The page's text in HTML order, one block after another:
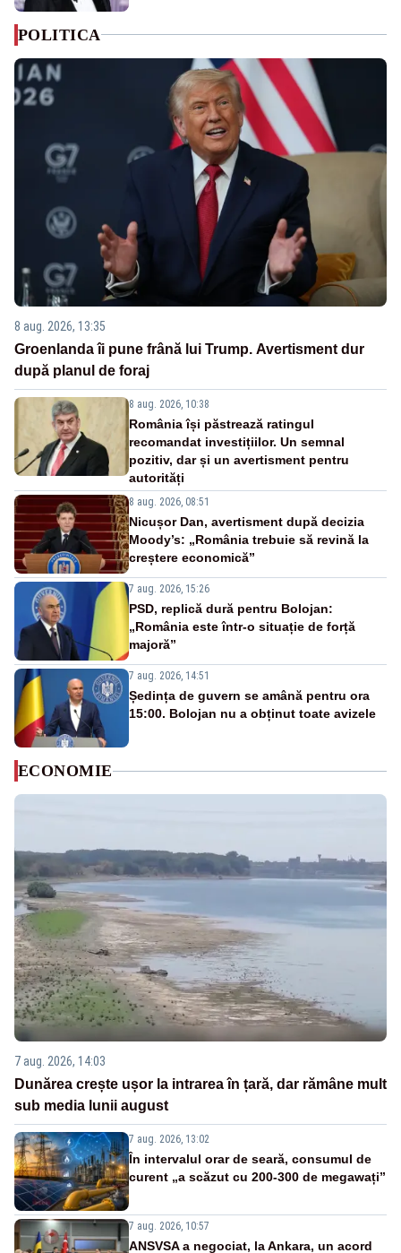
POLITICA
8 aug. 2026, 13:35
Groenlanda îi pune frână lui Trump. Avertisment dur
după planul de foraj
8 aug. 2026, 10:38
România își păstrează ratingul
recomandat investițiilor. Un semnal
pozitiv, dar și un avertisment pentru
autorități
8 aug. 2026, 08:51
Nicușor Dan, avertisment după decizia
Moody’s: „România trebuie să revină la
creștere economică”
7 aug. 2026, 15:26
PSD, replică dură pentru Bolojan:
„România este într-o situație de forță
majoră”
7 aug. 2026, 14:51
Ședința de guvern se amână pentru ora
15:00. Bolojan nu a obținut toate avizele
ECONOMIE
7 aug. 2026, 14:03
Dunărea crește ușor la intrarea în țară, dar rămâne mult
sub media lunii august
7 aug. 2026, 13:02
În intervalul orar de seară, consumul de
curent „a scăzut cu 200-300 de megawați”
7 aug. 2026, 10:57
ANSVSA a negociat, la Ankara, un acord